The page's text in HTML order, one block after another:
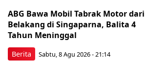
Berita
ABG Bawa Mobil Tabrak Motor dari
Belakang di Singaparna, Balita 4
Tahun Meninggal
Sabtu, 8 Agu 2026 - 21:14